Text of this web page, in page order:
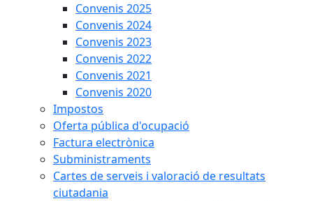
Convenis 2025
Convenis 2024
Convenis 2023
Convenis 2022
Convenis 2021
Convenis 2020
Impostos
Oferta pública d'ocupació
Factura electrònica
Subministraments
Cartes de serveis i valoració de resultats
ciutadania